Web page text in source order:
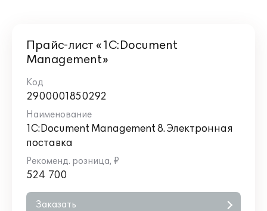
Прайс-лист «1С:Document
Management»
2900001850292
1С:Document Management 8. Электронная
поставка
524 700
Заказать